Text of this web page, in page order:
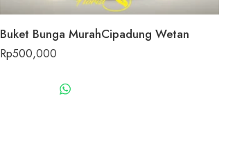
Buket Bunga MurahCipadung Wetan
Rp500,000